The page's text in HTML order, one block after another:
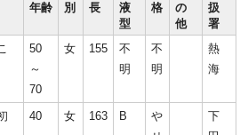
年齢
別
長
液
型
格
の
他
扱
署
50
～
70
女 155
不
明
不
明
熱
海
40
女 163 B
や
下